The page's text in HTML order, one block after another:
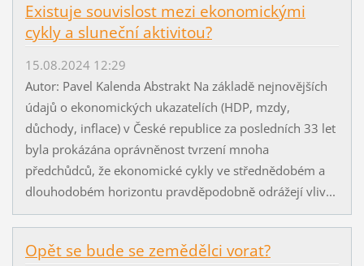
Existuje souvislost mezi ekonomickými
cykly a sluneční aktivitou?
15.08.2024 12:29
Autor: Pavel Kalenda Abstrakt Na základě nejnovějších
údajů o ekonomických ukazatelích (HDP, mzdy,
důchody, inflace) v České republice za posledních 33 let
byla prokázána oprávněnost tvrzení mnoha
předchůdců, že ekonomické cykly ve střednědobém a
dlouhodobém horizontu pravděpodobně odrážejí vliv...
Opět se bude se zemědělci vorat?